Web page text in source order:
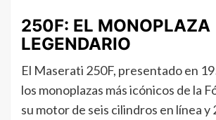
250F: EL MONOPLAZA
LEGENDARIO
El Maserati 250F, presentado en
los monoplazas más icónicos de la
su motor de seis cilindros en línea y